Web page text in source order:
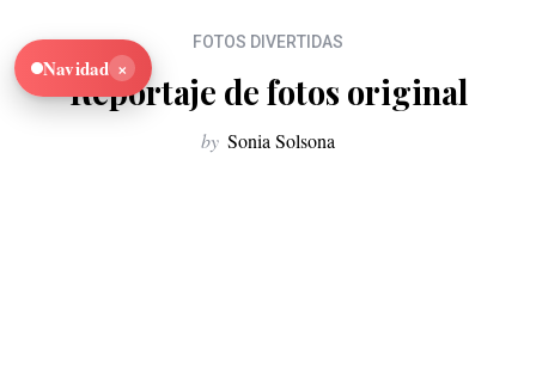
FOTOS DIVERTIDAS
Reportaje de fotos original
by Sonia Solsona
Navidad ×